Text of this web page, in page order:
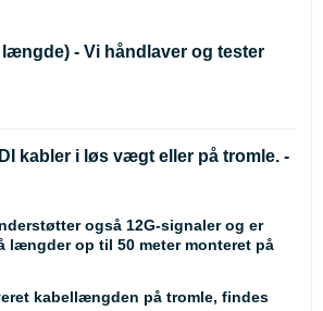
- Vi håndlaver og tester
kabler i løs vægt eller på tromle. -
også 12G-signaler og er
længder op til 50 meter monteret på
kabellængden på tromle, findes